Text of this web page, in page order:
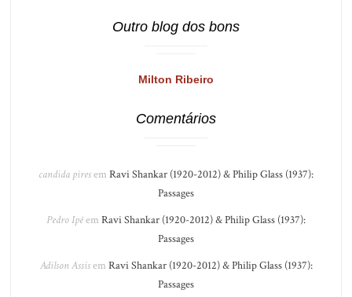
Outro blog dos bons
Milton Ribeiro
Comentários
candida piresem Ravi Shankar (1920-2012) & Philip Glass (1937):
Passages
Pedro Ipêem Ravi Shankar (1920-2012) & Philip Glass (1937):
Passages
Adilson Assisem Ravi Shankar (1920-2012) & Philip Glass (1937):
Passages